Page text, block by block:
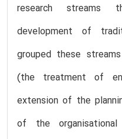
research streams
development of
grouped these
(the treatment of
extension of the
of the